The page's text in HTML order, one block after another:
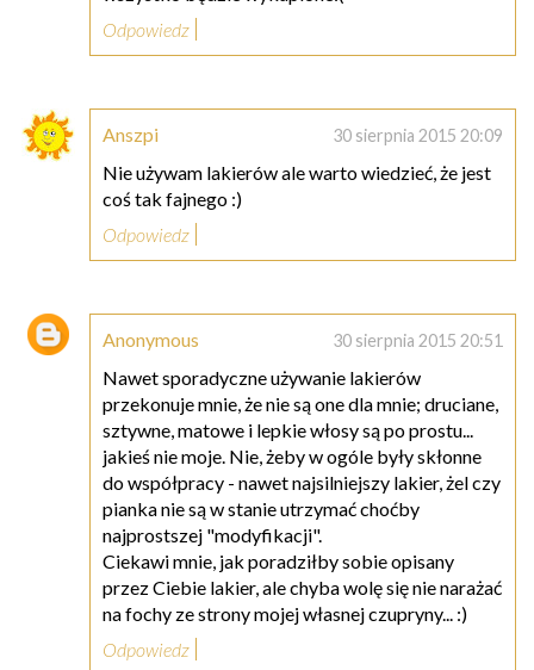
Odpowiedz
Anszpi 30 sierpnia 2015 20:09
Nie używam lakierów ale warto wiedzieć, że jest
coś tak fajnego :)
Odpowiedz
Anonymous 30 sierpnia 2015 20:51
Nawet sporadyczne używanie lakierów
przekonuje mnie, że nie są one dla mnie; druciane,
sztywne, matowe i lepkie włosy są po prostu...
jakieś nie moje. Nie, żeby w ogóle były skłonne
do współpracy - nawet najsilniejszy lakier, żel czy
pianka nie są w stanie utrzymać choćby
najprostszej "modyfikacji".
Ciekawi mnie, jak poradziłby sobie opisany
przez Ciebie lakier, ale chyba wolę się nie narażać
na fochy ze strony mojej własnej czupryny... :)
Odpowiedz